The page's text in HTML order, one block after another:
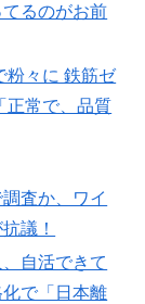
るのがお前
粉々に 鉄筋ゼ
正常で、品質
査か、ワイ
議！
自活できて
で「日本離